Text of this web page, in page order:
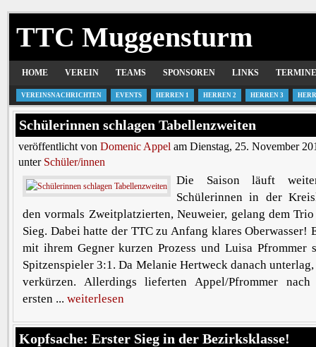
TTC Muggensturm
HOME VEREIN TEAMS SPONSOREN LINKS TERMINE
VEREINSNACHRICHTEN EVENTS HERREN 1 HERREN 2 HERREN 3
Schülerinnen schlagen Tabellenzweiten
veröffentlicht von Domenic Appel am Dienstag, 25. November
unter Schüler/innen
Die Saison läuft
Schülerinnen in der
den vormals Zweitplatzierten, Neuweier, gelang dem
Sieg. Dabei hatte der TTC zu Anfang klares Oberwasser!
mit ihrem Gegner kurzen Prozess und Luisa Pfrommer
Spitzenspieler 3:1. Da Melanie Hertweck danach
verkürzen. Allerdings lieferten Appel/Pfrommer
ersten ... weiterlesen
Kopfsache: Erster Sieg in der Bezirksklasse!